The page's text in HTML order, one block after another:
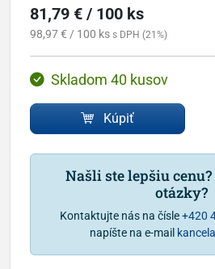
81,79 € / 100 ks
98,97 € / 100 ks s DPH (21%)
Skladom 40 kusov
Kúpiť
Našli ste lepšiu
otázky?
Kontaktujte nás na čísle+420
napíšte na e-mail